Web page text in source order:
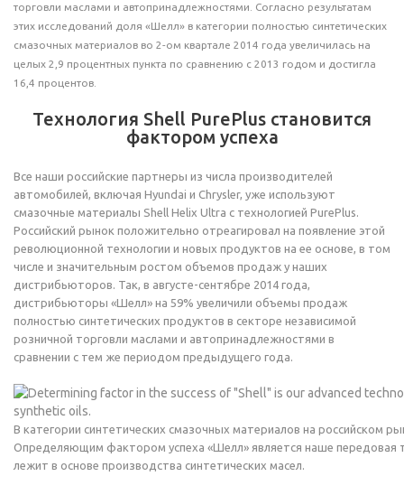
торговли маслами и автопринадлежностями. Согласно результатам
этих исследований доля «Шелл» в категории полностью синтетических
смазочных материалов во 2-ом квартале 2014 года увеличилась на
целых 2,9 процентных пункта по сравнению с 2013 годом и достигла
16,4 процентов.
Технология Shell PurePlus становится
фактором успеха
Все наши российские партнеры из числа производителей
автомобилей, включая Hyundai и Chrysler, уже используют
смазочные материалы Shell Helix Ultra с технологией PurePlus.
Российский рынок положительно отреагировал на появление этой
революционной технологии и новых продуктов на ее основе, в том
числе и значительным ростом объемов продаж у наших
дистрибьюторов. Так, в августе-сентябре 2014 года,
дистрибьюторы «Шелл» на 59% увеличили объемы продаж
полностью синтетических продуктов в секторе независимой
розничной торговли маслами и автопринадлежностями в
сравнении с тем же периодом предыдущего года.
В категории синтетических смазочных материалов на российском
Определяющим фактором успеха «Шелл» является наше передовая
лежит в основе производства синтетических масел.